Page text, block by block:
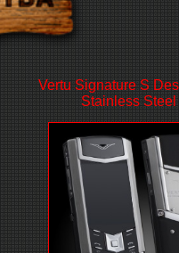
Vertu Signature S
Stainless Steel